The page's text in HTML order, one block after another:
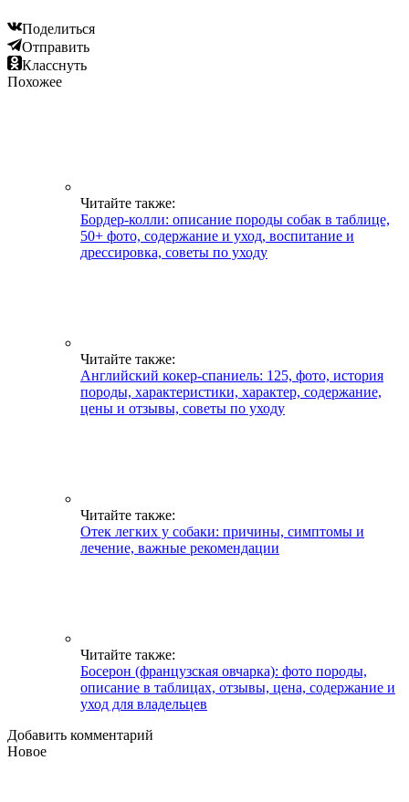
Поделиться
Отправить
Класснуть
Похожее
Читайте также:
Бордер-колли: описание породы собак в таблице,
50+ фото, содержание и уход, воспитание и
дрессировка, советы по уходу
Читайте также:
Английский кокер-спаниель: 125, фото, история
породы, характеристики, характер, содержание,
цены и отзывы, советы по уходу
Читайте также:
Отек легких у собаки: причины, симптомы и
лечение, важные рекомендации
Читайте также:
Босерон (французская овчарка): фото породы,
описание в таблицах, отзывы, цена, содержание и
уход для владельцев
Добавить комментарий
Новое